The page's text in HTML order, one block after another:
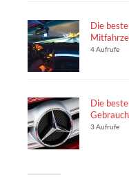
Die
4 Aufrufe
Die
3 Aufrufe